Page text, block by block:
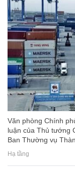
Văn phòng Chính
luận của Thủ tướng
Ban Thường vụ
Hạ tầng